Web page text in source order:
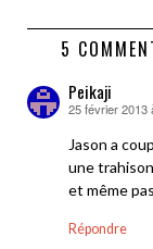
5
Peikaji
dit :
25 février 2013
Jason a
une
et même
Répondre